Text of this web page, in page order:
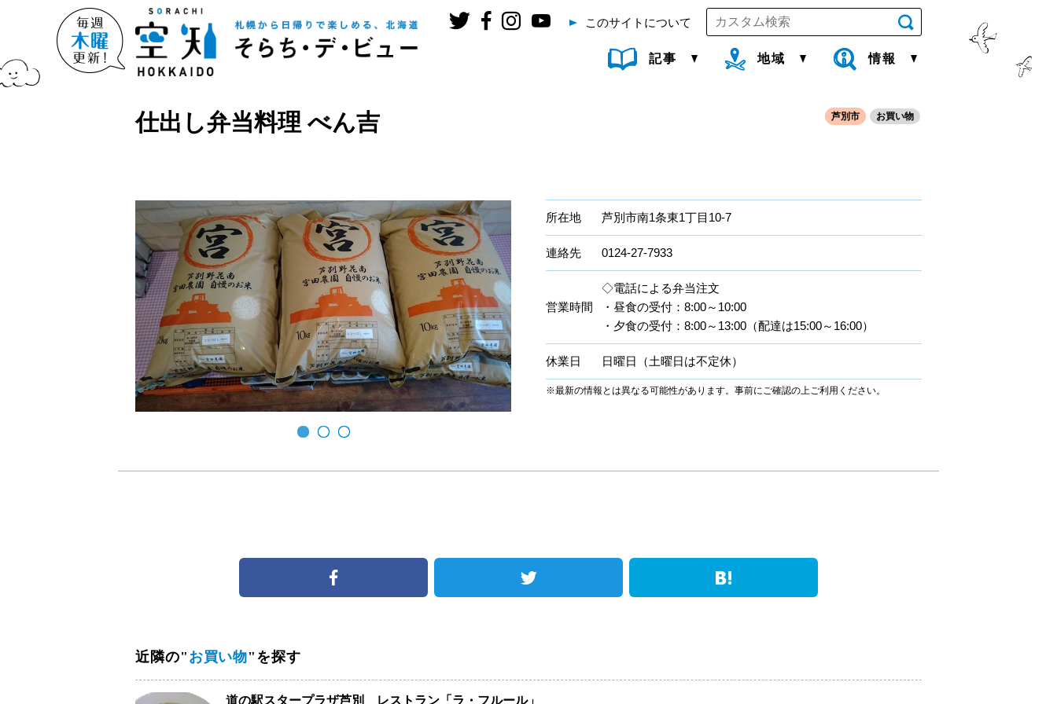
このサイトについて
記事 地域 情報
仕出し弁当料理 べん吉 芦別市 お買い物
所在地 芦別市南1条東1丁目10-7
連絡先 0124-27-7933
営業時間
◇電話による弁当注文
・昼食の受付：8:00～10:00
・夕食の受付：8:00～13:00（配達は15:00～16:00）
休業日 日曜日（土曜日は不定休）
※最新の情報とは異なる可能性があります。事前にご確認の上ご利用ください。
近隣の" お買い物"を探す
道の駅スタープラザ芦別 レストラン「ラ・フルール」